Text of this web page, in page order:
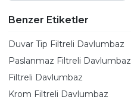
Benzer Etiketler
Duvar Tip Filtreli Davlumbaz
Paslanmaz Filtreli Davlumbaz
Filtreli Davlumbaz
Krom Filtreli Davlumbaz